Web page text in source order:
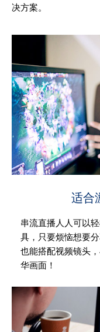
决方案。
适合
串流直播人人可以
具，只要烦恼想要
也能搭配视频镜头
华画面！